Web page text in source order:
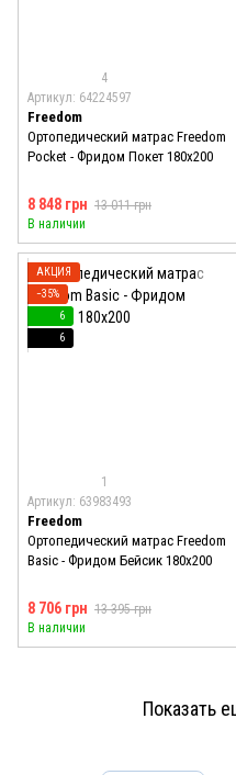
4
Артикул: 64224597
Freedom
Ортопедический матрас Freedom
Pocket - Фридом Покет 180x200
8 848 грн 13 011 грн
В наличии
АКЦИЯ
−35%
6
6
1
Артикул: 63983493
Freedom
Ортопедический матрас Freedom
Basic - Фридом Бейсик 180x200
8 706 грн 13 395 грн
В наличии
Показать